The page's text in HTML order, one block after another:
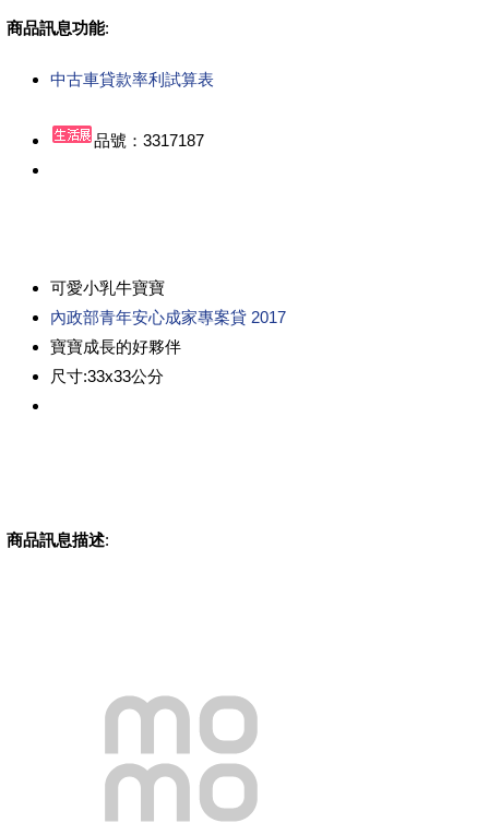
商品訊息功能:
中古車貸款率利試算表
品號：3317187
可愛小乳牛寶寶
內政部青年安心成家專案貸 2017
寶寶成長的好夥伴
尺寸:33x33公分
商品訊息描述: